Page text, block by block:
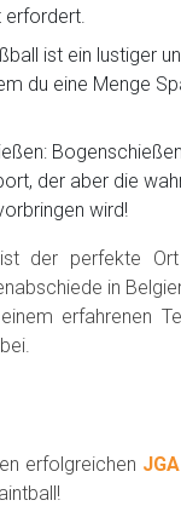
erfordert.
ist ein lustiger
du eine Menge
der aber die
wird!
der perfekte
in
erfahrenen
erfolgreichen JGA